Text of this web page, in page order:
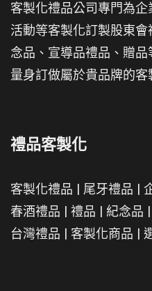
客製化禮品公司專門為
活動等客製化訂製股東
念品、宣導品禮品、贈
量身訂做屬於貴品牌的客
禮品客製化
客製化禮品 | 尾牙禮品 |
春酒禮品 | 禮品 | 紀念品 |
台灣禮品 | 客製化商品 |